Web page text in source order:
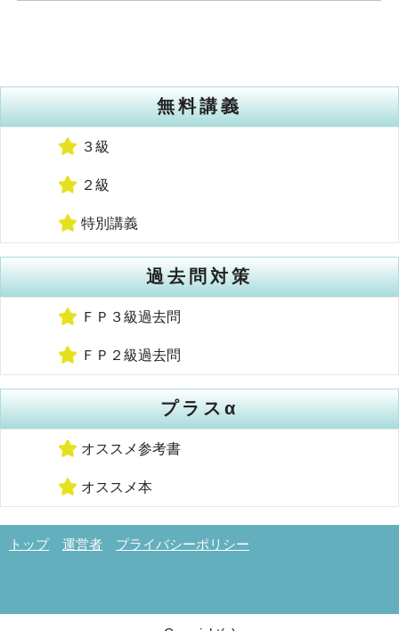
無料講義
３級
２級
特別講義
過去問対策
ＦＰ３級過去問
ＦＰ２級過去問
プラスα
オススメ参考書
オススメ本
トップ 運営者 プライバシーポリシー